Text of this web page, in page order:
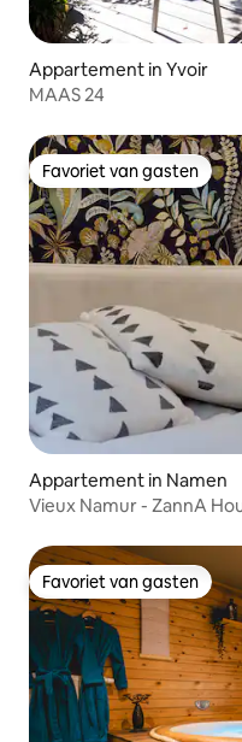
Appartement in Yvoir
MAAS 24
Favoriet van gasten
Favoriet van gasten
Appartement in Namen
Vieux Namur - ZannA
Favoriet van gasten
Favoriet van gasten